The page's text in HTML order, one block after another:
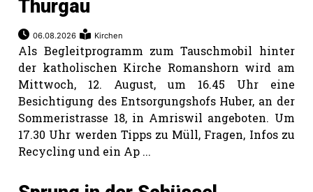
Thurgau
06.08.2026 Kirchen
Als Begleitprogramm zum Tauschmobil hinter
der katholischen Kirche Romanshorn wird am
Mittwoch, 12. August, um 16.45 Uhr eine
Besichtigung des Entsorgungshofs Huber, an der
Sommeristrasse 18, in Amriswil angeboten. Um
17.30 Uhr werden Tipps zu Müll, Fragen, Infos zu
Recycling und ein Ap ...